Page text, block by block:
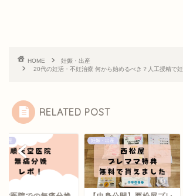
HOME
妊娠・出産
20代の妊活・不妊治療 何から始めるべき？人工授精で
RELATED POST
妊娠・出産